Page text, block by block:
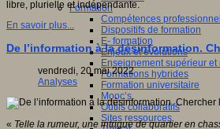
Formation
Compétences
Dispositifs de formation
E- formation
Enjeux et évolutions
Enseignement supérieur et
Formations hybrides
Formation universitaire
Mooc’s
Outils collaboratifs
Sites ressources
libre, plurielle et indépendante.
En savoir plus...
De l’information à la désinformation.
vendredi, 20 mai 2022
Analyses
« Telle la rumeur, une intrigue de quartier en